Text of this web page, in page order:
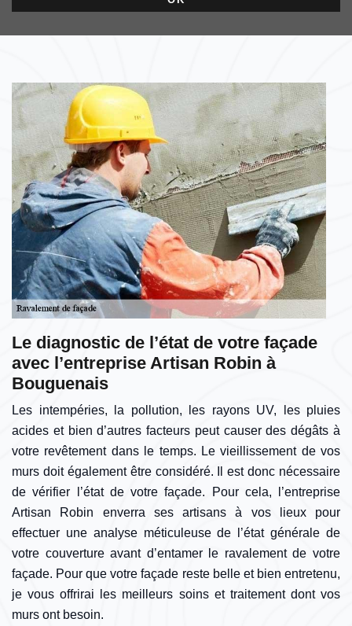
Le diagnostic de l’état de votre façade
avec l’entreprise Artisan Robin à
Bouguenais
Les intempéries, la pollution, les rayons UV, les pluies
acides et bien d’autres facteurs peut causer des dégâts à
votre revêtement dans le temps. Le vieillissement de vos
murs doit également être considéré. Il est donc nécessaire
de vérifier l’état de votre façade. Pour cela, l’entreprise
Artisan Robin enverra ses artisans à vos lieux pour
effectuer une analyse méticuleuse de l’état générale de
votre couverture avant d’entamer le ravalement de votre
façade. Pour que votre façade reste belle et bien entretenu,
je vous offrirai les meilleurs soins et traitement dont vos
murs ont besoin.